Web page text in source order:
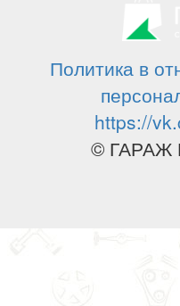
Политика в
https://
© ГАРАЖ